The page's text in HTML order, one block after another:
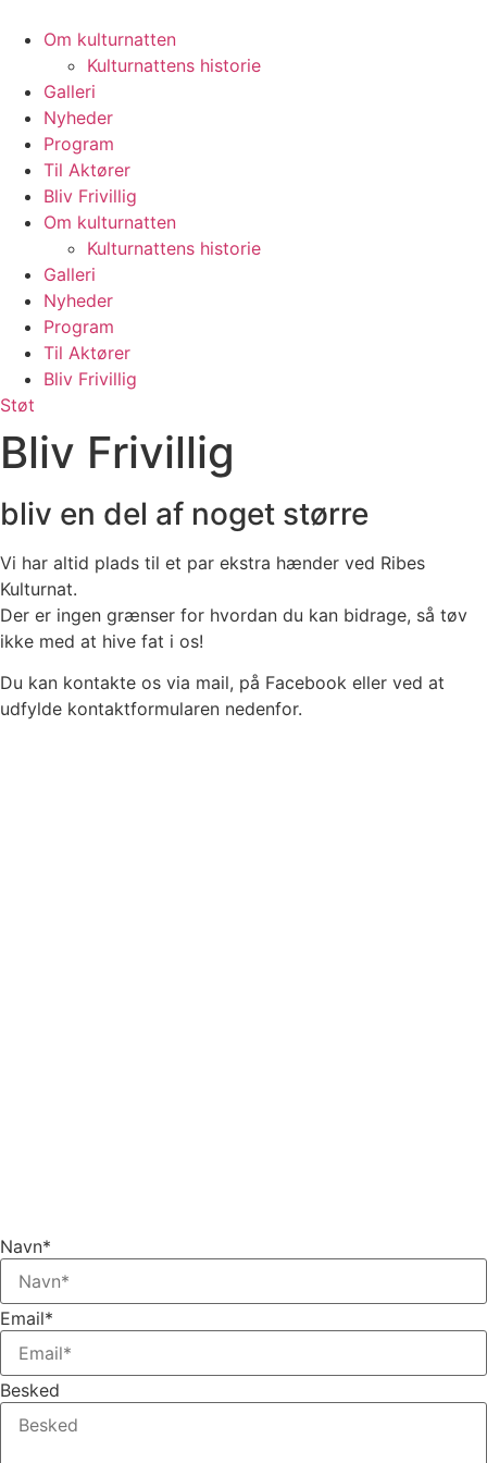
Om kulturnatten
Kulturnattens historie
Galleri
Nyheder
Program
Til Aktører
Bliv Frivillig
Om kulturnatten
Kulturnattens historie
Galleri
Nyheder
Program
Til Aktører
Bliv Frivillig
Støt
Bliv Frivillig
bliv en del af noget større
Vi har altid plads til et par ekstra hænder ved Ribes
Kulturnat.
Der er ingen grænser for hvordan du kan bidrage, så tøv
ikke med at hive fat i os!
Du kan kontakte os via mail, på Facebook eller ved at
udfylde kontaktformularen nedenfor.
Navn*
Email*
Besked